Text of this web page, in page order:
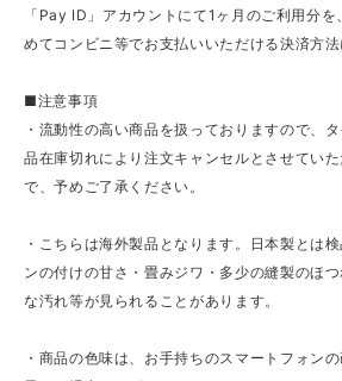
「Pay ID」アカウントにて1ヶ月のご利用分
めてコンビニ等でお支払いいただける決済方法
■注意事項
・流動性の高い商品を扱っておりますので、
品在庫切れにより注文キャンセルとさせてい
で、予めご了承ください。
・こちらは海外製品となります。日本製とは
ンの付けの甘さ・畳みジワ・多少の縫製のほ
な汚れ等が見られることがあります。
・商品の色味は、お手持ちのスマートフォン